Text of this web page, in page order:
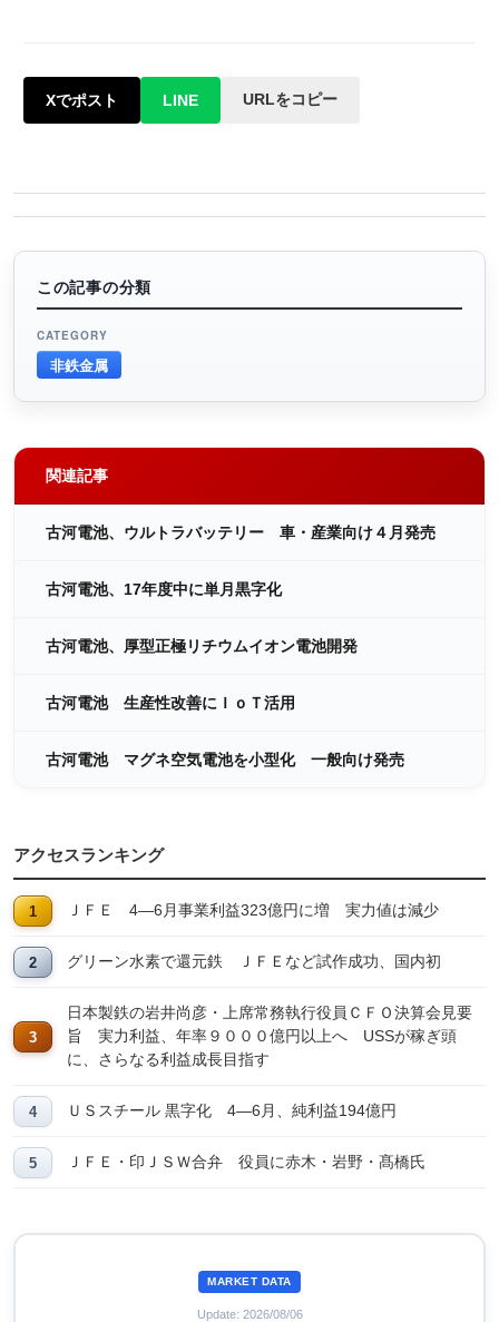
Xでポスト LINE URLをコピー
この記事の分類
CATEGORY
非鉄金属
関連記事
古河電池、ウルトラバッテリー 車・産業向け４月発売
古河電池、17年度中に単月黒字化
古河電池、厚型正極リチウムイオン電池開発
古河電池 生産性改善にＩｏＴ活用
古河電池 マグネ空気電池を小型化 一般向け発売
アクセスランキング
ＪＦＥ 4―6月事業利益323億円に増 実力値は減少
グリーン水素で還元鉄 ＪＦＥなど試作成功、国内初
日本製鉄の岩井尚彦・上席常務執行役員ＣＦＯ決算会見要
旨 実力利益、年率９０００億円以上へ USSが稼ぎ頭
に、さらなる利益成長目指す
ＵＳスチール 黒字化 4―6月、純利益194億円
ＪＦＥ・印ＪＳＷ合弁 役員に赤木・岩野・髙橋氏
MARKET DATA
Update: 2026/08/06